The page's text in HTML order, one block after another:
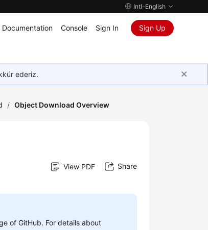
Intl-English
Documentation Console Sign In Sign Up
ederiz.
/ Object Download Overview
View PDF Share
of GitHub. For details about